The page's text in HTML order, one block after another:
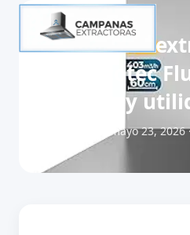
Campanas
cm Cecotec
análisis y
Publicado el mayo 23, 2026